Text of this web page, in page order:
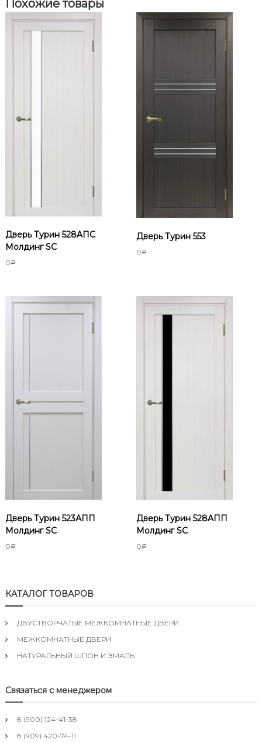
л Похожие товары
Дверь Турин 528AПС
Молдинг SC
0 Р
Дверь Турин 553
0 Р
Дверь Турин 523АПП
Молдинг SC
0 Р
Дверь Турин 528AПП
Молдинг SC
0 Р
КАТАЛОГ ТОВАРОВ
ДВУСТВОРЧАТЫЕ МЕЖКОМНАТНЫЕ ДВЕРИ
МЕЖКОМНАТНЫЕ ДВЕРИ
НАТУРАЛЬНЫЙ ШПОН И ЭМАЛЬ
Связаться с менеджером
8 (900) 124-41-38
8 (909) 420-74-11